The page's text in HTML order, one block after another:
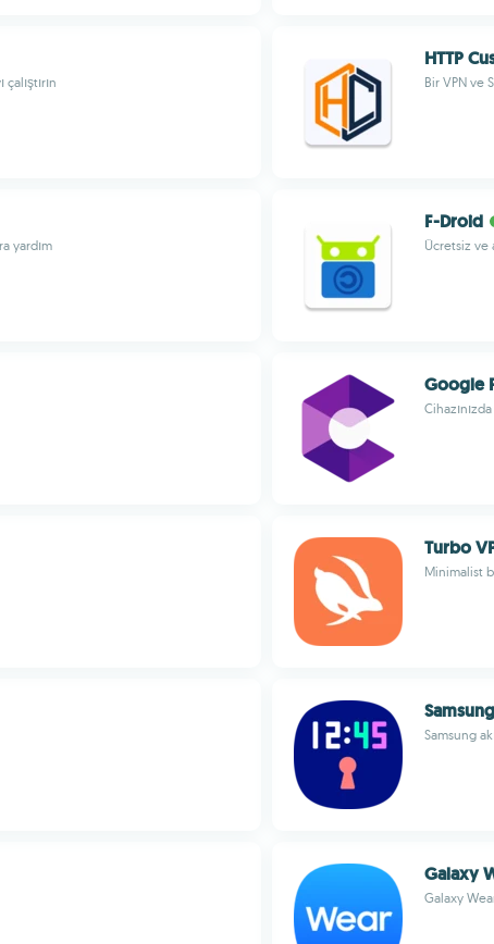
HTTP
Bir VPN ve
yardım
F-Droid
Ücretsiz ve
Google
Turbo
Minimalist
Samsung
Galaxy
Galaxy